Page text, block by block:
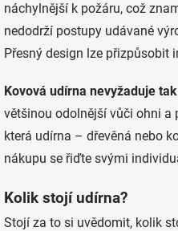
náchylnější k požáru, což
nedodrží postupy udávané
Přesný design lze přizpůsobit
Kovová udírna nevyžaduje
většinou odolnější vůči ohni a
která udírna – dřevěná nebo
nákupu se řiďte svými
Kolik stojí udírna?
Stojí za to si uvědomit, kolik